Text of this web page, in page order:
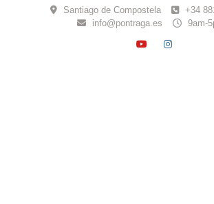
Santiago de Compostela
+34
info@pontraga.es
9am-
YOUTUBE